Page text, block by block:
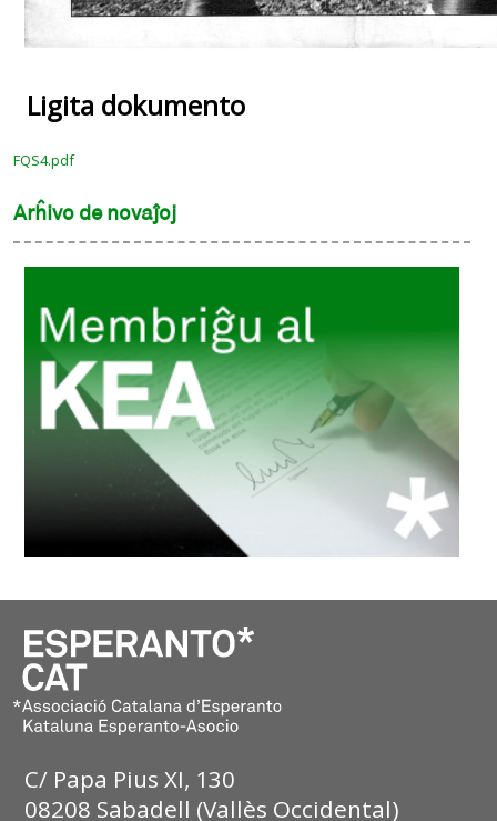
Ligita dokumento
FQS4.pdf
Arĥivo de novaĵoj
C/ Papa Pius XI, 130
08208 Sabadell (Vallès Occidental)